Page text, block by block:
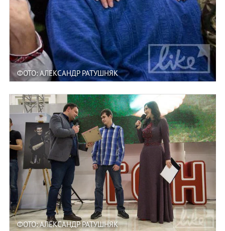
ФОТО: АЛЕКСАНДР РАТУШНЯК
ФОТО: АЛЕКСАНДР РАТУШНЯК